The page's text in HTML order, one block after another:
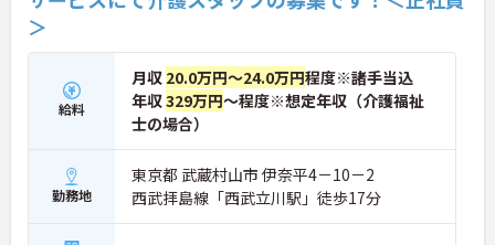
＞
給料
月収 20.0万円～24.0万円程度※諸手当込
年収329万円～程度※想定年収（介護福祉
士の場合）
勤務地
東京都 武蔵村山市 伊奈平4－10－2
西武拝島線「西武立川駅」徒歩17分